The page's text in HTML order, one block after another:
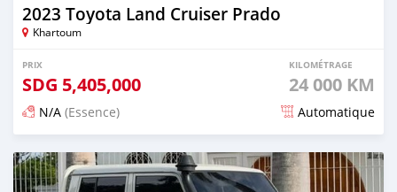
2023 Toyota Land Cruiser Prado
Khartoum
PRIX
SDG 5,405,000
KILOMÉTRAGE
24 000 KM
N/A (Essence) Automatique
Publié il y a 14 jours